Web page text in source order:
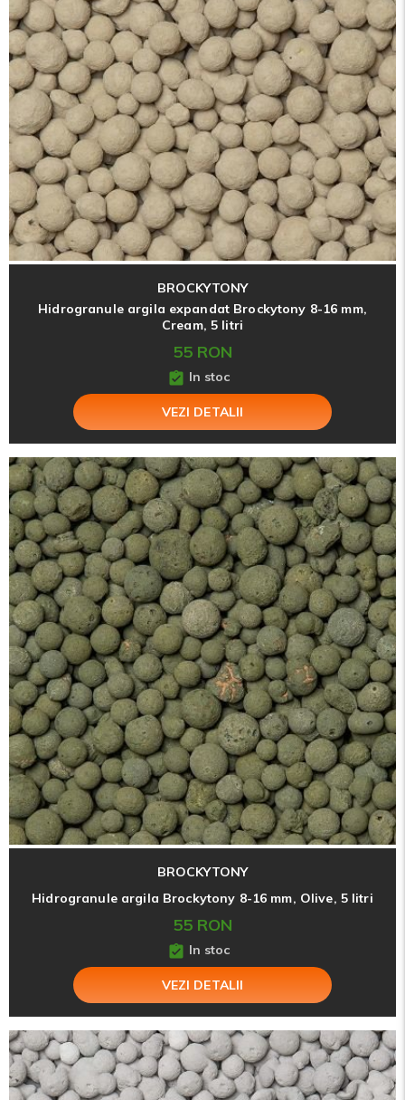
BROCKYTONY
Hidrogranule argila expandat Brockytony 8-16 mm,
Cream, 5 litri
55 RON
In stoc
VEZI DETALII
BROCKYTONY
Hidrogranule argila Brockytony 8-16 mm, Olive, 5 litri
55 RON
In stoc
VEZI DETALII